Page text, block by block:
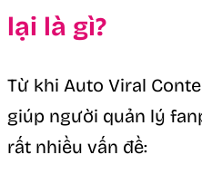
lại là gì?
Từ khi Auto Viral
giúp người quản lý
rất nhiều vấn đề: